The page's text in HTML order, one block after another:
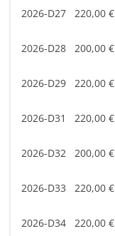
2026-D27 220,00 €
2026-D28 200,00 €
2026-D29 220,00 €
2026-D31 220,00 €
2026-D32 200,00 €
2026-D33 220,00 €
2026-D34 220,00 €